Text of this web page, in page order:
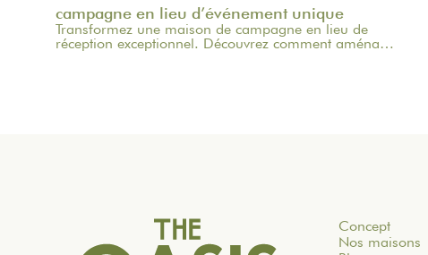
campagne en lieu d’événement unique
Transformez une maison de campagne en lieu de
réception exceptionnel. Découvrez comment aménager
Concept
Nos maisons